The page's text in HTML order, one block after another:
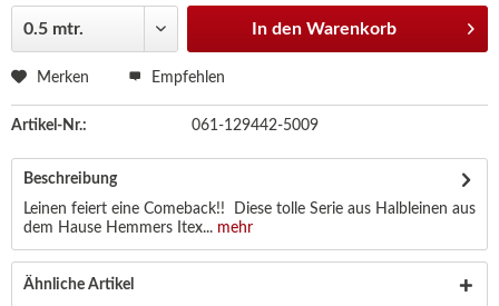
In den Warenkorb
Merken Empfehlen
Artikel-Nr.: 061-129442-5009
Beschreibung
Leinen feiert eine Comeback!! Diese tolle Serie aus Halbleinen aus
dem Hause Hemmers Itex... mehr
Ähnliche Artikel